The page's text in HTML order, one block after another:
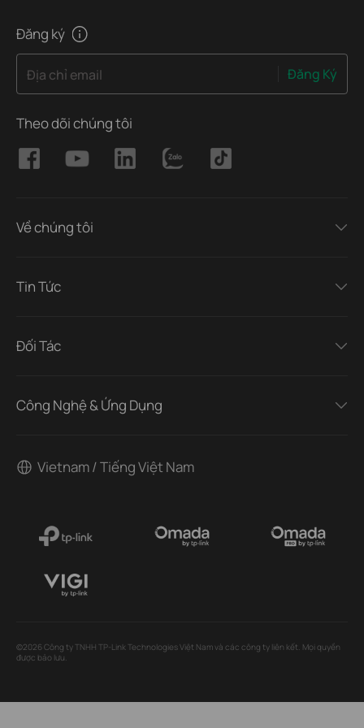
Đăng ký
Địa chỉ email Đăng Ký
Theo dõi chúng tôi
Về chúng tôi
Tin Tức
Đối Tác
Công Nghệ & Ứng Dụng
Vietnam / Tiếng Việt Nam
©2026 Công ty TNHH TP-Link Technologies Việt Nam và các công ty liên kết. Mọi quyền
được bảo lưu.